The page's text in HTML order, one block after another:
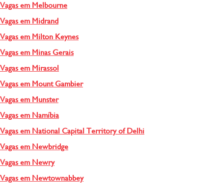
Vagas em Melbourne
Vagas em Midrand
Vagas em Milton Keynes
Vagas em Minas Gerais
Vagas em Mirassol
Vagas em Mount Gambier
Vagas em Munster
Vagas em Namíbia
Vagas em National Capital Territory of Delhi
Vagas em Newbridge
Vagas em Newry
Vagas em Newtownabbey